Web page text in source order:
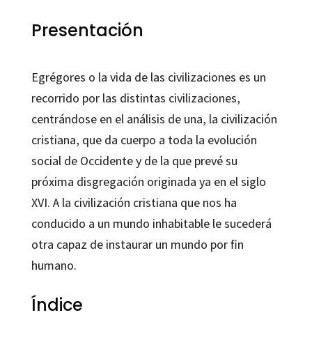
Presentación
Egrégores o la vida de las civilizaciones es un
recorrido por las distintas civilizaciones,
centrándose en el análisis de una, la civilización
cristiana, que da cuerpo a toda la evolución
social de Occidente y de la que prevé su
próxima disgregación originada ya en el siglo
XVI. A la civilización cristiana que nos ha
conducido a un mundo inhabitable le sucederá
otra capaz de instaurar un mundo por fin
humano.
Índice